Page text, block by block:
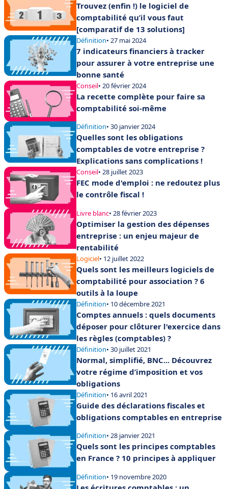
Trouvez (enfin !) le logiciel de
comptabilité qu’il vous faut
[comparatif de 13 solutions]
Définition• 27 mai 2024
7 indicateurs financiers à tracker
pour assurer à votre entreprise une
bonne santé
Conseil• 20 février 2024
La recette complète pour faire sa
comptabilité soi-même
Définition• 30 janvier 2024
Quelles sont les obligations
comptables de votre entreprise ?
Explications sans complications !
Conseil• 28 juillet 2023
FEC mode d'emploi : ne redoutez plus
le contrôle fiscal !
Livre blanc• 28 février 2023
Optimiser la gestion des dépenses
entreprise : un enjeu majeur de
rentabilité
Logiciel• 12 juillet 2022
Quels sont les meilleurs logiciels de
comptabilité pour association ? 6
outils à la loupe
Définition• 10 décembre 2021
Comptes annuels : quels documents
déposer pour clôturer l'exercice dans
les règles (comptables) ?
Définition• 30 juillet 2021
Normal, simplifié, BNC... Découvrez
votre régime d’imposition et vos
obligations
Définition• 16 avril 2021
Guide des déclarations fiscales et
obligations comptables en entreprise
Définition• 28 janvier 2021
Quels sont les principes comptables
en France ? 10 principes à appliquer
Définition• 19 novembre 2020